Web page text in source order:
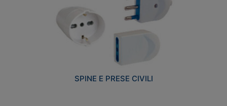
SPINE E PRESE CIVILI